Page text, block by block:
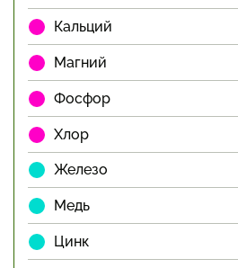
Кальций
Магний
Фосфор
Хлор
Железо
Медь
Цинк